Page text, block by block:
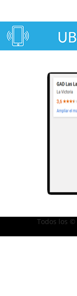
Todos los ©